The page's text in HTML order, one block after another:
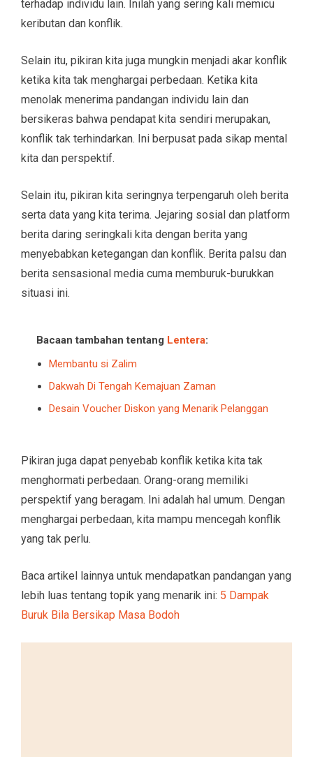
terhadap individu lain. Inilah yang sering kali memicu
keributan dan konflik.
Selain itu, pikiran kita juga mungkin menjadi akar konflik
ketika kita tak menghargai perbedaan. Ketika kita
menolak menerima pandangan individu lain dan
bersikeras bahwa pendapat kita sendiri merupakan,
konflik tak terhindarkan. Ini berpusat pada sikap mental
kita dan perspektif.
Selain itu, pikiran kita seringnya terpengaruh oleh berita
serta data yang kita terima. Jejaring sosial dan platform
berita daring seringkali kita dengan berita yang
menyebabkan ketegangan dan konflik. Berita palsu dan
berita sensasional media cuma memburuk-burukkan
situasi ini.
Bacaan tambahan tentang Lentera:
Membantu si Zalim
Dakwah Di Tengah Kemajuan Zaman
Desain Voucher Diskon yang Menarik Pelanggan
Pikiran juga dapat penyebab konflik ketika kita tak
menghormati perbedaan. Orang-orang memiliki
perspektif yang beragam. Ini adalah hal umum. Dengan
menghargai perbedaan, kita mampu mencegah konflik
yang tak perlu.
Baca artikel lainnya untuk mendapatkan pandangan yang
lebih luas tentang topik yang menarik ini: 5 Dampak
Buruk Bila Bersikap Masa Bodoh